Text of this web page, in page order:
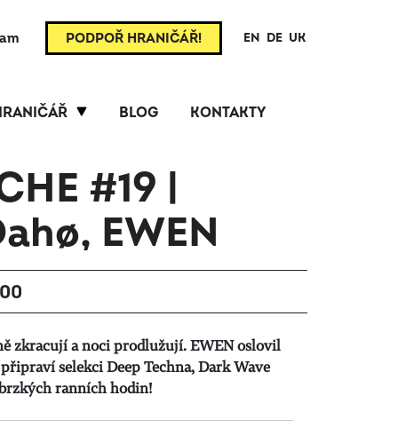
PODPOŘ HRANIČÁŘ! EN DE UK
BLOG KONTAKTY
#19 |
EWEN
zkracují a noci prodlužují. EWEN oslovil
selekci Deep Techna, Dark Wave
ranních hodin!